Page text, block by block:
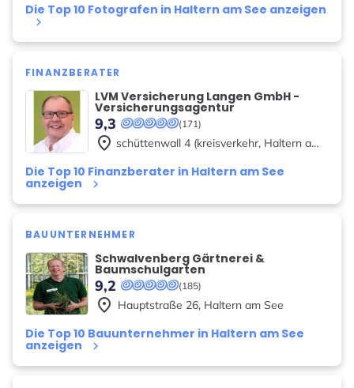
Die Top 10 Fotografen in Haltern am See anzeigen
keyboard_arrow_right
FINANZBERATER
LVM Versicherung Langen GmbH -
Versicherungsagentur
(171)
9,3
Die Top 10 Finanzberater in Haltern am See
anzeigen keyboard_arrow_right
place schüttenwall 4 (kreisverkehr, Haltern am See
BAUUNTERNEHMER
Schwalvenberg Gärtnerei &
Baumschulgarten
(185)
9,2
Die Top 10 Bauunternehmer in Haltern am See
anzeigen keyboard_arrow_right
place Hauptstraße 26, Haltern am See